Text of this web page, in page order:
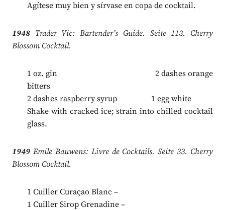
Agítese muy bien y sírvase en copa de cocktail.
1948Trader Vic: Bartender’s Guide. Seite 113. Cherry
Blossom Cocktail.
1 oz. gin 2 dashes orange
bitters
2 dashes raspberry syrup 1 egg white
Shake with cracked ice; strain into chilled cocktail
glass.
1949Emile Bauwens: Livre de Cocktails. Seite 33. Cherry
Blossom Cocktail.
1 Cuiller Curaçao Blanc –
1 Cuiller Sirop Grenadine –